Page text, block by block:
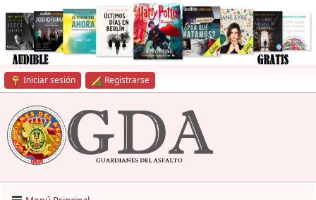
Iniciar sesión Registrarse